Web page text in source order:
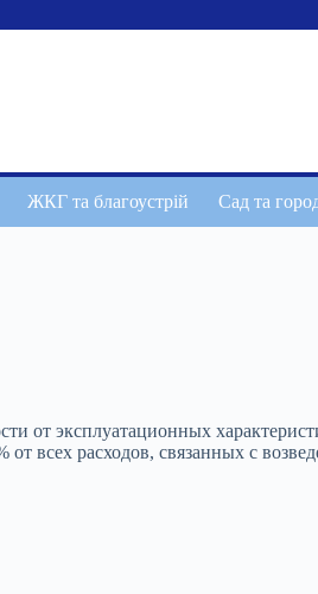
ЖКГ та благоустрій Сад та
от эксплуатационных
от всех расходов, связанных с